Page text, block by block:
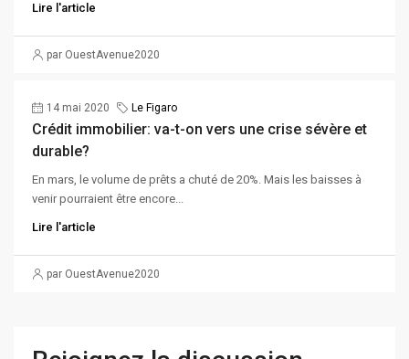
Lire l'article
par OuestAvenue2020
14 mai 2020 Le Figaro
Crédit immobilier: va-t-on vers une crise sévère et
durable?
En mars, le volume de prêts a chuté de 20%. Mais les baisses à
venir pourraient être encore...
Lire l'article
par OuestAvenue2020